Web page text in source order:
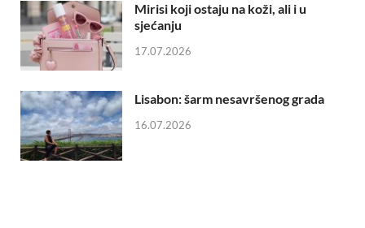
Mirisi koji ostaju na koži, ali i u
sjećanju
17.07.2026
Lisabon: šarm nesavršenog grada
16.07.2026